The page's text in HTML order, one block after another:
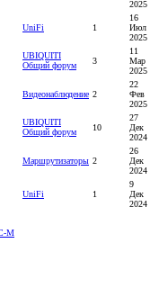
2025
UniFi 1
16
Июл
2025
UBIQUITI
Общий форум
3
11
Мар
2025
Видеонаблюдение 2
22
Фев
2025
UBIQUITI
Общий форум
10
27
Дек
2024
Маршрутизаторы 2
26
Дек
2024
UniFi 1
9
Дек
2024
M